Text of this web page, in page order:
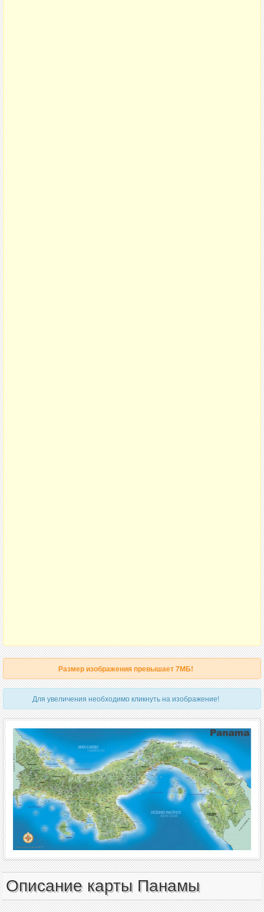
Размер изображения превышает 7МБ!
Для увеличения необходимо кликнуть на изображение!
Описание карты Панамы